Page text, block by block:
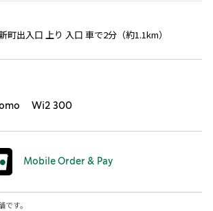
町出入口 上り 入口 車で2分（約1.1km）
Wi2 300
Mobile Order & Pay
す。